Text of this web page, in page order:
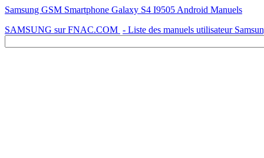
Samsung GSM Smartphone Galaxy S4 I9505 Android Manuels
SAMSUNG sur FNAC.COM - Liste des manuels utilisateur